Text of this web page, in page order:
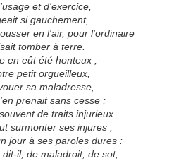
et d'exercice,
si gauchement,
en l'air, pour l'ordinaire
tomber à terre.
en eût été honteux ;
petit orgueilleux,
sa maladresse,
prenait sans cesse ;
de traits injurieux.
surmonter ses injures ;
jour à ses paroles dures :
il, de maladroit, de sot,